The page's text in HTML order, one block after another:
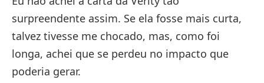
surpreendente assim. Se ela fosse mais curta,
talvez tivesse me chocado, mas, como foi
longa, achei que se perdeu no impacto que
poderia gerar.